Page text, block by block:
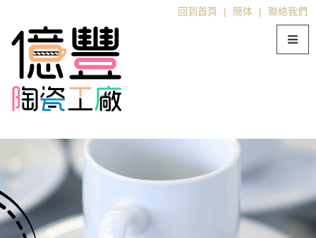
回到首頁 | 簡体 | 聯絡我們